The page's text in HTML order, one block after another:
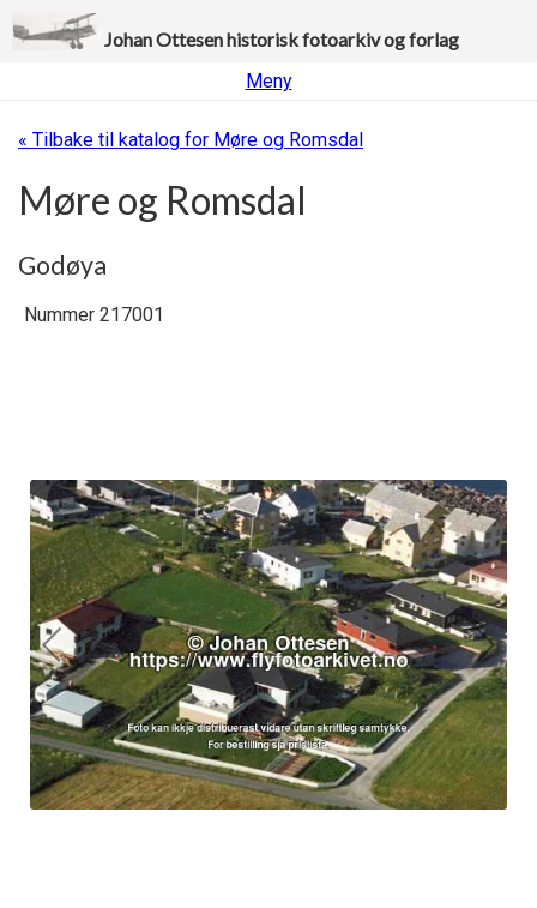
Johan Ottesen historisk fotoarkiv og forlag
Meny
« Tilbake til katalog for Møre og Romsdal
Møre og Romsdal
Godøya
Nummer 217001